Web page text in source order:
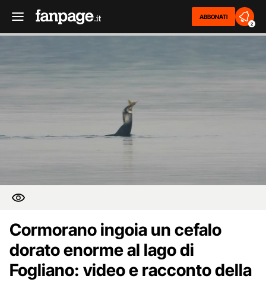
ABBONATI
2
Cormorano ingoia un cefalo
dorato enorme al lago di
Fogliano: video e racconto della